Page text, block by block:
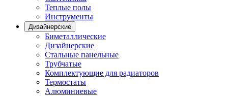
Теплые полы
Инструменты
Дизайнерские
Биметаллические
Дизайнерские
Стальные панельные
Трубчатые
Комплектующие для радиаторов
Термостаты
Алюминиевые